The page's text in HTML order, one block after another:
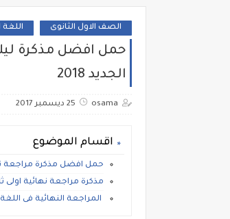
الصف الاول الثانوى اللغة
حمل افضل مذكرة ليلة
الجديد 2018
osama 25 ديسمبر 2017
اقسام الموضوع
حمل افضل مذكرة مراجعة
مذكرة مراجعة نهائية اولى
المراجعة النهائية فى